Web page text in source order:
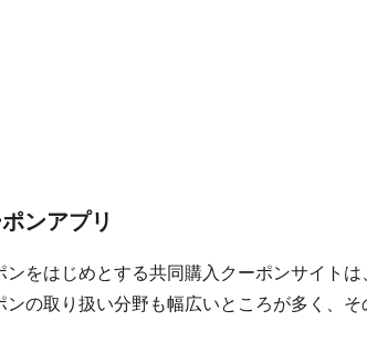
ンアプリ
ンをはじめとする共同購入クーポンサイトは
ンの取り扱い分野も幅広いところが多く、